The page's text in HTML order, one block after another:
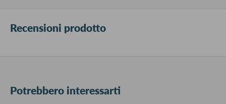
Recensioni prodotto
Potrebbero interessarti